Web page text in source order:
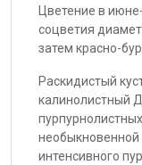
Цветение в
соцветия
затем красно-
Раскидистый
калинолистный
необыкновенной
интенсивного